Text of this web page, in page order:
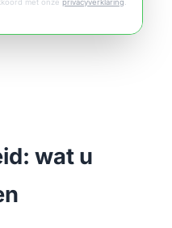
met onze privacyverklaring
wat u